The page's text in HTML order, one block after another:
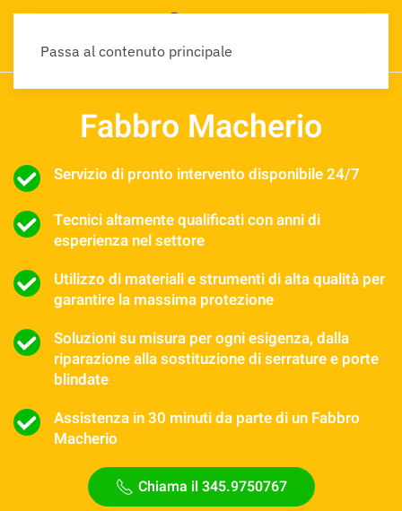
Passa al contenuto principale
Fabbro Macherio
Servizio di pronto intervento disponibile 24/7
Tecnici altamente qualificati con anni di
esperienza nel settore
Utilizzo di materiali e strumenti di alta qualità per
garantire la massima protezione
Soluzioni su misura per ogni esigenza, dalla
riparazione alla sostituzione di serrature e porte
blindate
Assistenza in 30 minuti da parte di un Fabbro
Macherio
Chiama il 345.9750767